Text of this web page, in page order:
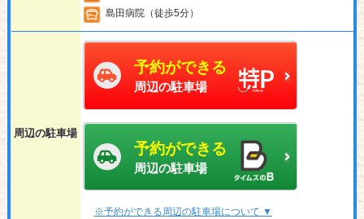
島田病院（徒歩5分）
周辺の駐車場
予約ができる
周辺の駐車場
予約ができる
周辺の駐車場
※予約ができる周辺の駐車場について ▼